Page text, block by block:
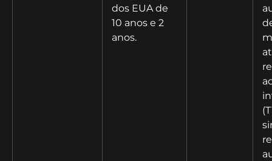
dos EUA de
10 anos e 2
anos.